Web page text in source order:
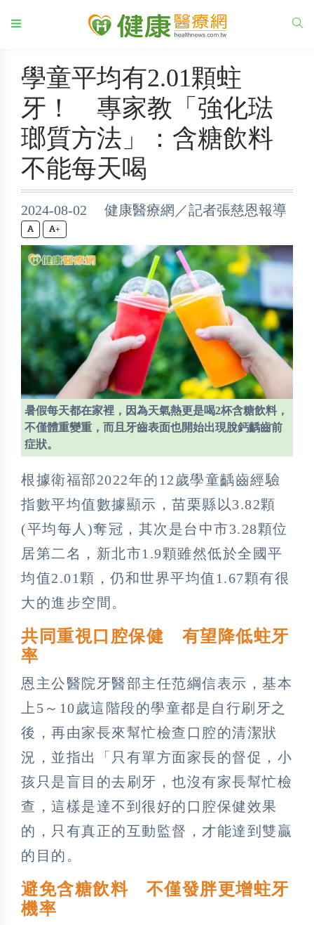
學童平均有2.01顆蛀
牙！ 專家教「強化琺
瑯質方法」：含糖飲料
不能每天喝
2024-08-02 健康醫療網／記者張慈恩報導
+
暑假每天都在家裡，因為天氣熱更是喝2杯含糖飲料，
不僅體重變重，而且牙齒表面也開始出現脫鈣齲齒前
症狀。
根據衛福部2022年的12歲學童齲齒經驗
指數平均值數據顯示，苗栗縣以3.82顆
(平均每人)奪冠，其次是台中市3.28顆位
居第二名，新北市1.9顆雖然低於全國平
均值2.01顆，仍和世界平均值1.67顆有很
大的進步空間。
共同重視口腔保健 有望降低蛀牙
率
恩主公醫院牙醫部主任范綱信表示，基本
上5～10歲這階段的學童都是自行刷牙之
後，再由家長來幫忙檢查口腔的清潔狀
況，並指出「只有單方面家長的督促，小
孩只是盲目的去刷牙，也沒有家長幫忙檢
查，這樣是達不到很好的口腔保健效果
的，只有真正的互動監督，才能達到雙贏
的目的。
避免含糖飲料 不僅發胖更增蛀牙
機率